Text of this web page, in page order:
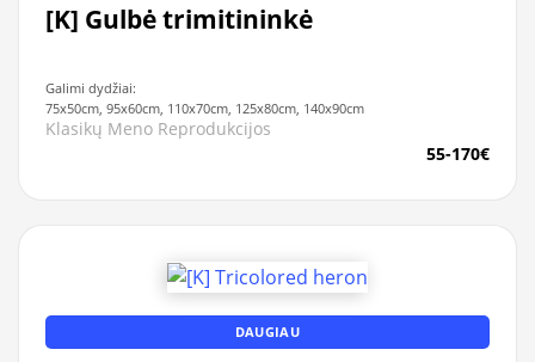
[K] Gulbė trimitininkė
Galimi dydžiai:
75x50cm, 95x60cm, 110x70cm, 125x80cm, 140x90cm
Klasikų Meno Reprodukcijos
55-170€
DAUGIAU